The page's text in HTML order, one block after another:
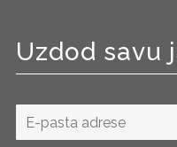
Uzdod savu